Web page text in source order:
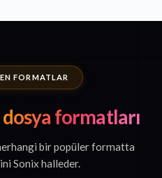
FORMATLAR
dosya formatları
bir popüler formatta
Sonix halleder.